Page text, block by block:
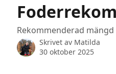
Rekommenderad
Skrivet av Matilda
30 oktober 2025